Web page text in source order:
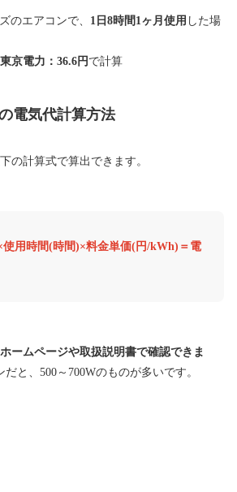
のエアコンで、 1日8時間1ヶ月使用 した場
東京電力：36.6円 で計算
電気代計算方法
の計算式で算出できます。
用時間(時間)×料金単価(円/kWh)＝電
ームページや取扱説明書で確認できま
と、500～700Wのものが多いです。